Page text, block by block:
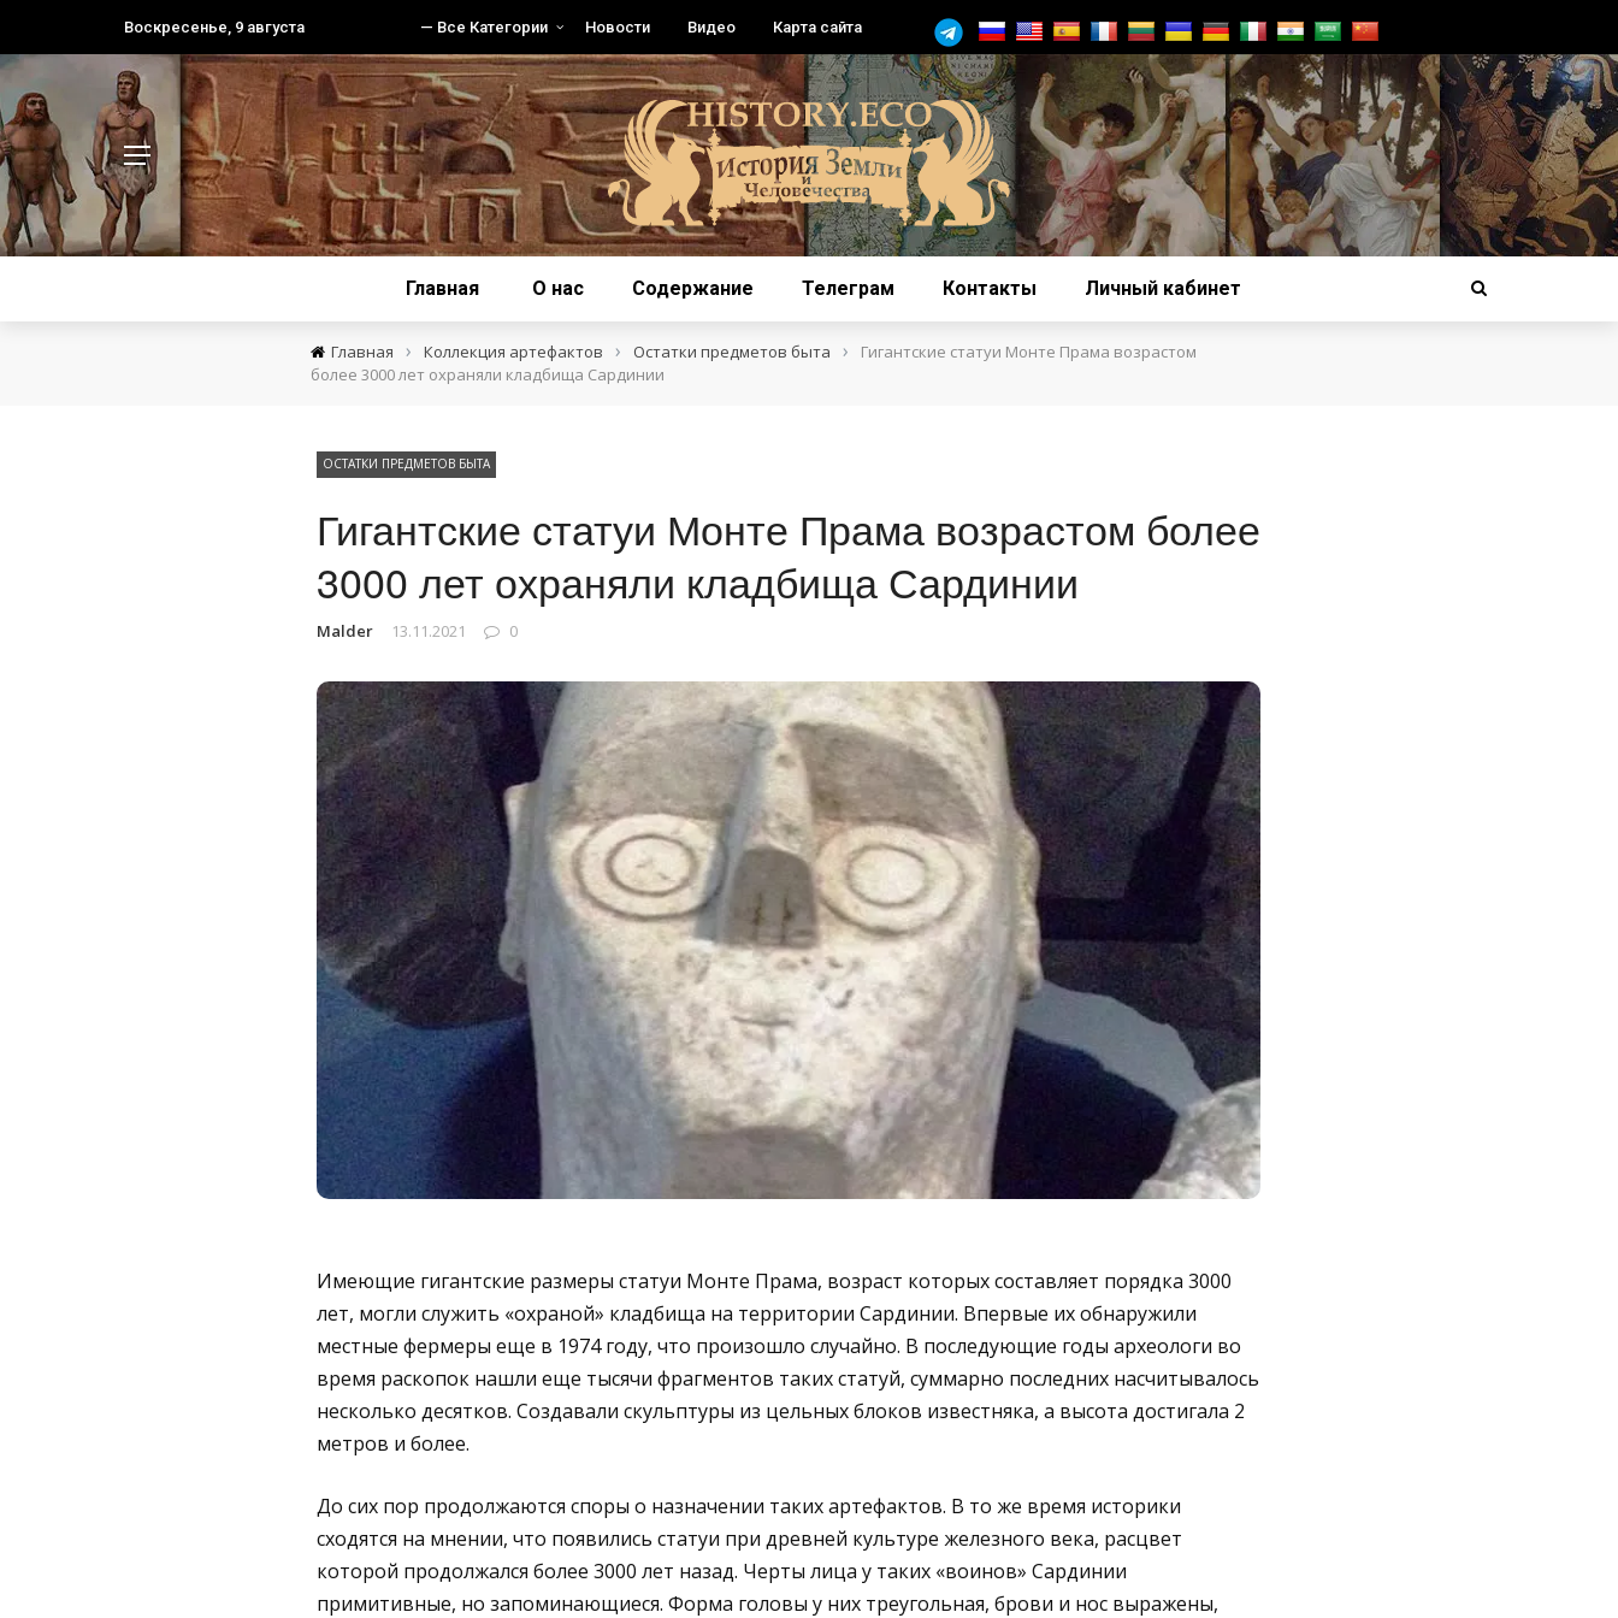
Воскресенье, 9 августа — Все Категории Новости Видео Карта сайта
Главная О нас Содержание Телеграм Контакты Личный кабинет
Главная › Коллекция артефактов › Остатки предметов быта ›
Гигантские статуи Монте Прама возрастом
более 3000 лет охраняли кладбища Сардинии
ОСТАТКИ ПРЕДМЕТОВ БЫТА
Гигантские статуи Монте Прама возрастом более
3000 лет охраняли кладбища Сардинии
Malder 13.11.2021 0
Имеющие гигантские размеры статуи Монте Прама, возраст которых составляет порядка 3000
лет, могли служить «охраной» кладбища на территории Сардинии. Впервые их обнаружили
местные фермеры еще в 1974 году, что произошло случайно. В последующие годы археологи во
время раскопок нашли еще тысячи фрагментов таких статуй, суммарно последних насчитывалось
несколько десятков. Создавали скульптуры из цельных блоков известняка, а высота достигала 2
метров и более.
До сих пор продолжаются споры о назначении таких артефактов. В то же время историки
сходятся на мнении, что появились статуи при древней культуре железного века, расцвет
которой продолжался более 3000 лет назад. Черты лица у таких «воинов» Сардинии
примитивные, но запоминающиеся. Форма головы у них треугольная, брови и нос выражены,